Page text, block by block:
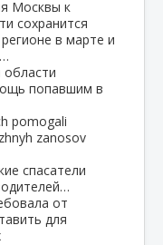
в марте и
области
попавшим в
спасатели
от
для